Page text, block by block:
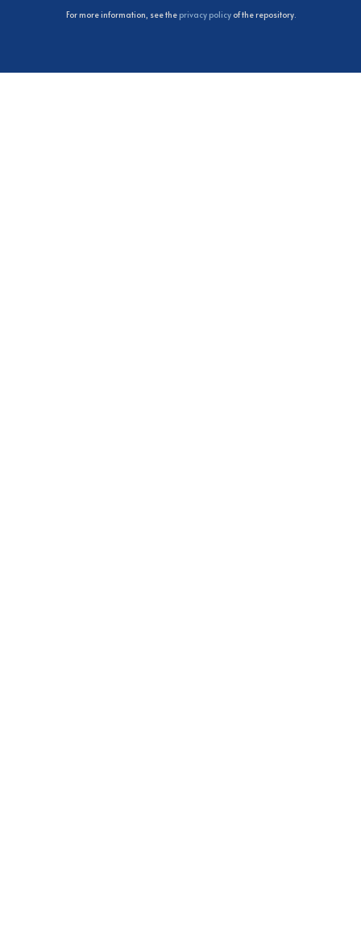
For more information, see the privacy policyof the repository.